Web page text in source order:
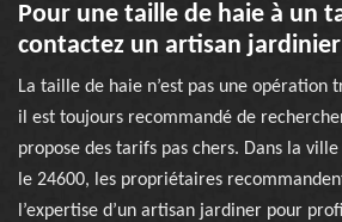
Pour une taille de haie à un
contactez un artisan jardinier
La taille de haie n’est pas une opération
il est toujours recommandé de
propose des tarifs pas chers. Dans la ville
le 24600, les propriétaires
l’expertise d’un artisan jardiner pour